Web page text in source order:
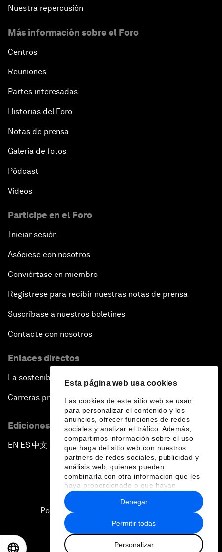
Esta página web usa cookies
Las cookies de este sitio web se usan
para personalizar el contenido y los
anuncios, ofrecer funciones de redes
sociales y analizar el tráfico. Además,
compartimos información sobre el uso
que haga del sitio web con nuestros
partners de redes sociales, publicidad y
análisis web, quienes pueden
combinarla con otra información que les
haya proporcionado o que hayan
recopilado a partir del uso que haya
hecho de sus servicios.
Permitir todas
Personalizar
Denegar
Nuestra repercusión
Más información sobre el Foro
Centros
Reuniones
Partes interesadas
Historias del Foro
Notas de prensa
Galería de fotos
Pódcast
Vídeos
Participe en el Foro
Iniciar sesión
Asóciese con nosotros
Conviértase en miembro
Regístrese para recibir nuestras notas de prensa
Suscríbase a nuestros boletines
Contacte con nosotros
Enlaces directos
La sostenibilidad en el Foro
Carreras profesionales
Ediciones en otros idiomas
EN ▪ES▪中文▪ 日本語
Política de privacidad y normas de uso
Sitemap
2026 Foro Económico Mundial